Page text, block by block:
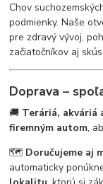
Chov
podmienky. Naše
pre zdravý vývoj,
začiatočníkov aj
Doprava –
🚚 Teráriá, akváriá
firemným autom,
🗺 Doručujeme aj
automaticky